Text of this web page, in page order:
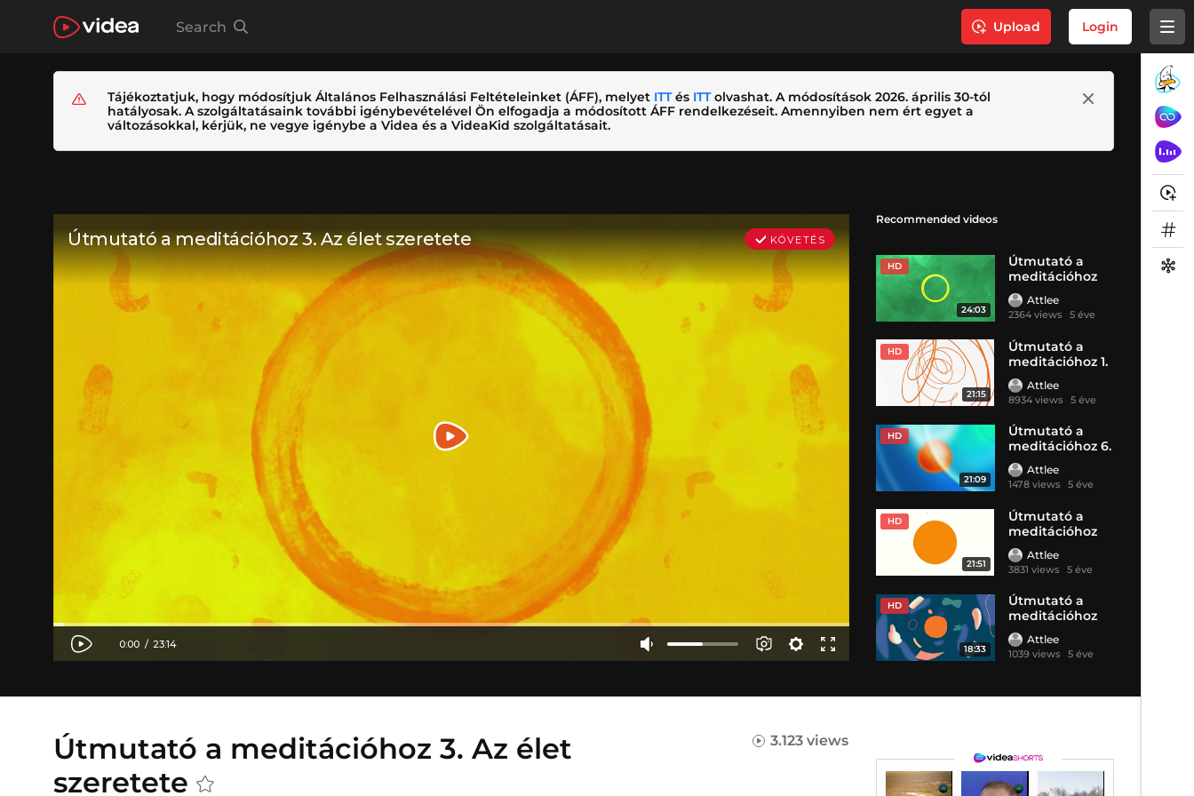
Search Upload Login
Tájékoztatjuk, hogy módosítjuk Általános Felhasználási Feltételeinket (ÁFF), melyet ITTés ITTolvashat. A módosítások 2026. április 30-tól
hatályosak. A szolgáltatásaink további igénybevételével Ön elfogadja a módosított ÁFF rendelkezéseit. Amennyiben nem ért egyet a
változásokkal, kérjük, ne vegye igénybe a Videa és a VideaKid szolgáltatásait.
Recommended videos
HD
24:03
Útmutató a
meditációhoz
8Végtelen
lehetőségek
Attlee
2364 views 5 éve
HD
21:15
Útmutató a
meditációhoz 1.
rész Első
lépések
Attlee
8934 views 5 éve
HD
21:09
Útmutató a
meditációhoz 6.
rész Fájdalom
Attlee
1478 views 5 éve
HD
21:51
Útmutató a
meditációhoz
4.rész Stressz
Attlee
3831 views 5 éve
HD
18:33
Útmutató a
meditációhoz
7.rész Harag
Attlee
1039 views 5 éve
Útmutató a meditációhoz 3. Az élet
szeretete
3.123 views